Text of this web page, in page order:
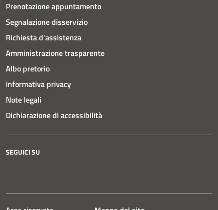
Prenotazione appuntamento
Segnalazione disservizio
Richiesta d'assistenza
Amministrazione trasparente
Albo pretorio
Informativa privacy
Note legali
Dichiarazione di accessibilità
SEGUICI SU